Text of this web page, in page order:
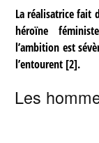
La réalisatrice fait
héroïne
l’ambition est
l’entourent [2].
Les